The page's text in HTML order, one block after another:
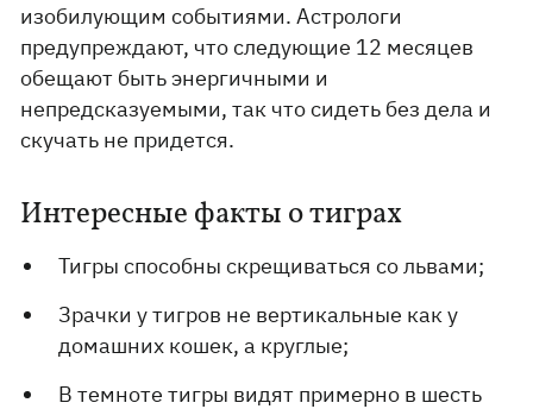
изобилующим событиями. Астрологи
предупреждают, что следующие 12 месяцев
обещают быть энергичными и
непредсказуемыми, так что сидеть без дела и
скучать не придется.
Интересные факты о тиграх
Тигры способны скрещиваться со львами;
Зрачки у тигров не вертикальные как у
домашних кошек, а круглые;
В темноте тигры видят примерно в шесть